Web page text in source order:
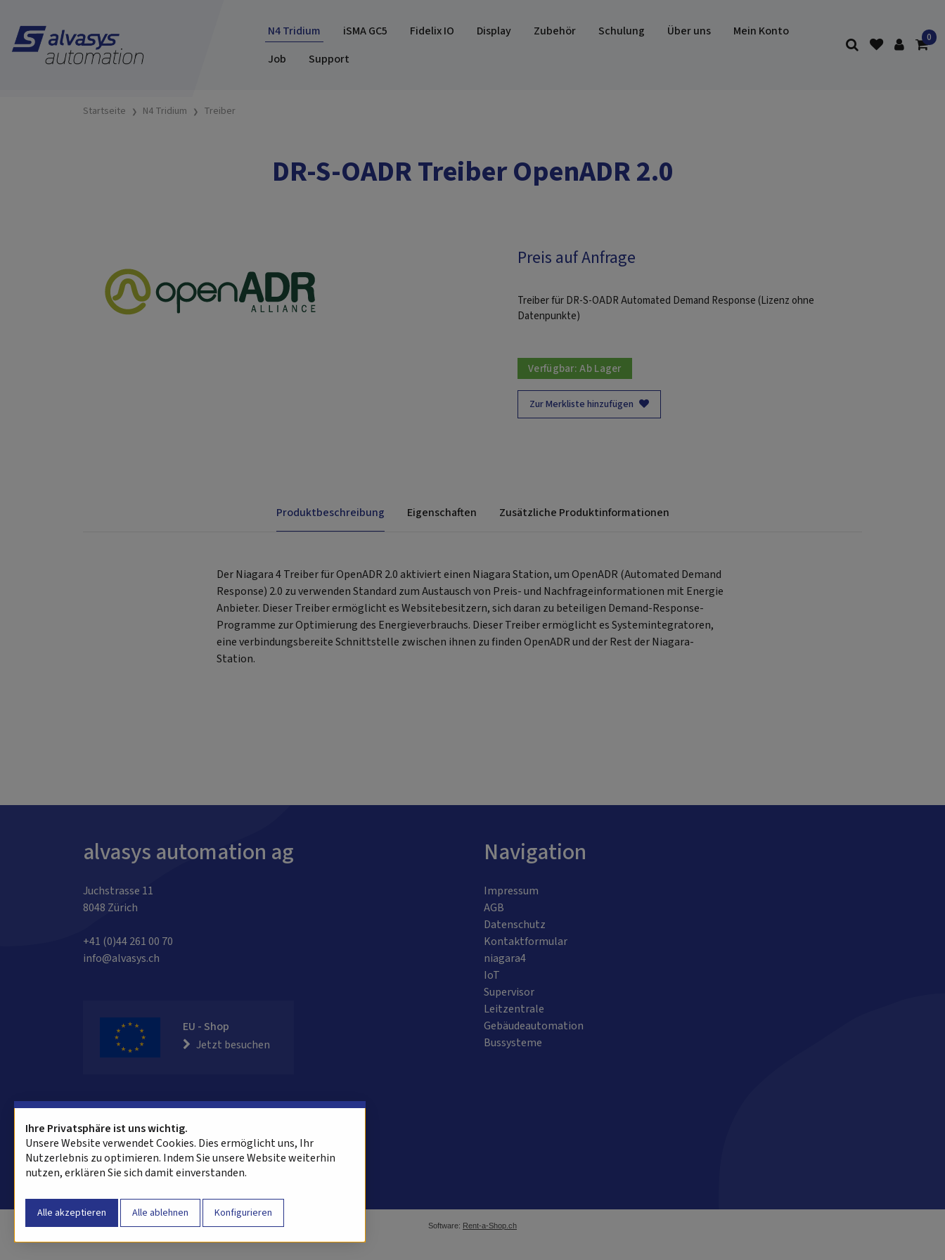
N4 Tridium iSMA GC5 Fidelix IO Display Zubehör Schulung Über uns
Mein Konto
Job
Support
Startseite N4 Tridium Treiber
DR-S-OADR Treiber OpenADR 2.0
Preis auf Anfrage
Treiber für DR-S-OADR Automated Demand Response (Lizenz ohne
Datenpunkte)
Verfügbar:Ab Lager
Zur Merkliste hinzufügen
Produktbeschreibung Eigenschaften Zusätzliche Produktinformationen
Der Niagara 4 Treiber für OpenADR 2.0 aktiviert einen Niagara Station, um OpenADR (Automated Demand
Response) 2.0 zu verwenden Standard zum Austausch von Preis- und Nachfrageinformationen mit Energie
Anbieter. Dieser Treiber ermöglicht es Websitebesitzern, sich daran zu beteiligen Demand-Response-
Programme zur Optimierung des Energieverbrauchs. Dieser Treiber ermöglicht es Systemintegratoren,
eine verbindungsbereite Schnittstelle zwischen ihnen zu finden OpenADR und der Rest der Niagara-
Station.
alvasys automation ag
Juchstrasse 11
8048 Zürich
+41 (0)44 261 00 70
info@alvasys.ch
EU - Shop
Jetzt besuchen
Navigation
Impressum
AGB
Datenschutz
Kontaktformular
niagara4
IoT
Supervisor
Leitzentrale
Gebäudeautomation
Bussysteme
Software: Rent-a-Shop.ch
Ihre Privatsphäre ist uns wichtig.
Unsere Website verwendet Cookies. Dies ermöglicht uns, Ihr
Nutzerlebnis zu optimieren. Indem Sie unsere Website weiterhin
nutzen, erklären Sie sich damit einverstanden.